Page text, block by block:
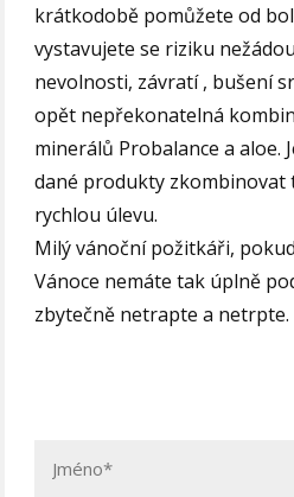
krátkodobě pomůžete od
vystavujete se riziku
nevolnosti, závratí , bušení
opět nepřekonatelná
minerálů Probalance a aloe.
dané produkty zkombinovat
rychlou úlevu.
Milý vánoční požitkáři,
Vánoce nemáte tak úplně
zbytečně netrapte a netrpte.